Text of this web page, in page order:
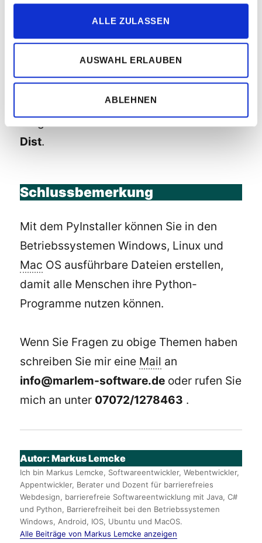
ALLE ZULASSEN
AUSWAHL ERLAUBEN
ABLEHNEN
Mit dem PyInstaller aus einem Pyhon-Programm eine
Die ausführbare Datei finden Sie in einem
neuen Unterverzeichnis ihres
Programmverzeichnisses mit dem Namen
Dist.
Schlussbemerkung
Mit dem PyInstaller können Sie in den
Betriebssystemen Windows, Linux und
Mac OS ausführbare Dateien erstellen,
damit alle Menschen ihre Python-
Programme nutzen können.
Wenn Sie Fragen zu obige Themen haben
schreiben Sie mir eine Mail an
info@marlem-software.de oder rufen Sie
mich an unter 07072/1278463 .
Autor: Markus Lemcke
Ich bin Markus Lemcke, Softwareentwickler, Webentwickler,
Appentwickler, Berater und Dozent für barrierefreies
Webdesign, barrierefreie Softwareentwicklung mit Java, C#
und Python, Barrierefreiheit bei den Betriebssystemen
Windows, Android, IOS, Ubuntu und MacOS.
Alle Beiträge von Markus Lemcke anzeigen